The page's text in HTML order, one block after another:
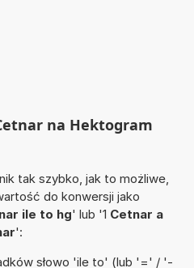
na Hektogram
tak szybko, jak to możliwe,
do konwersji jako
ile to hg' lub '1 Cetnar a
':
słowo 'ile to' (lub '=' / '-